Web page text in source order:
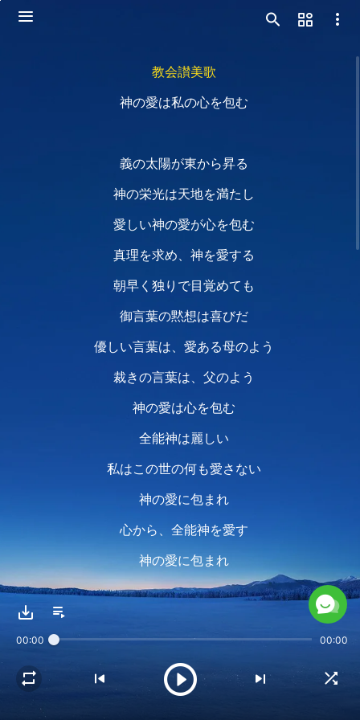
教会讃美歌
神の愛は私の心を包む
義の太陽が東から昇る
神の栄光は天地を満たし
愛しい神の愛が心を包む
真理を求め、神を愛する
朝早く独りで目覚めても
御言葉の黙想は喜びだ
優しい言葉は、愛ある母のよう
裁きの言葉は、父のよう
神の愛は心を包む
全能神は麗しい
私はこの世の何も愛さない
神の愛に包まれ
心から、全能神を愛す
神の愛に包まれ
活力ある無邪気な人は皆
00:00 00:00